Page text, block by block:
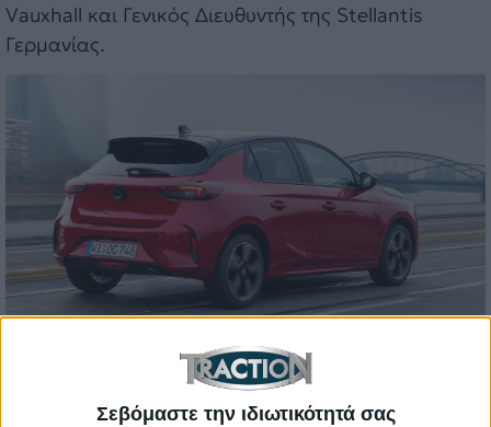
Σεβόμαστε την ιδιωτικότητά σας
Vauxhall και Γενικός Διευθυντής της Stellantis
Γερμανίας.
Πρωτιές σε Ελλάδα, Γερμανία και Ηνωμένο